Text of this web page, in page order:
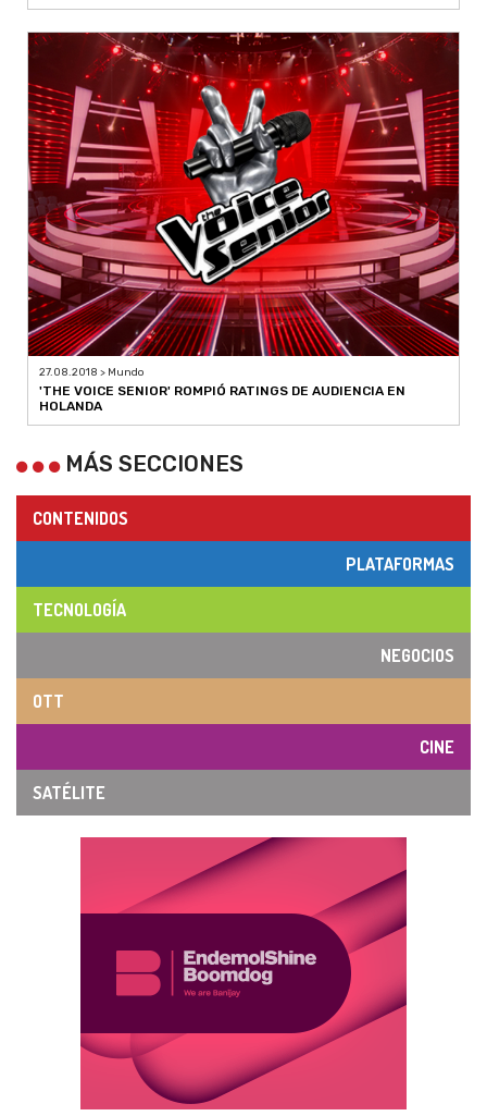
27.08.2018 > Mundo
'THE VOICE SENIOR' ROMPIÓ RATINGS DE AUDIENCIA EN
HOLANDA
MÁS SECCIONES
CONTENIDOS
PLATAFORMAS
TECNOLOGÍA
NEGOCIOS
OTT
CINE
SATÉLITE